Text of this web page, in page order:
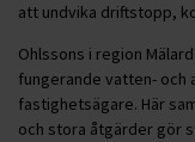
att undvika driftstopp,
Ohlssons i region
fungerande vatten-
fastighetsägare. Här
och stora åtgärder gör